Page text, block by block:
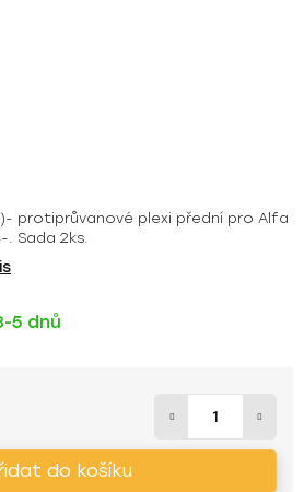
protiprůvanové plexi přední pro Alfa
. Sada 2ks.
5 dnů
do košíku